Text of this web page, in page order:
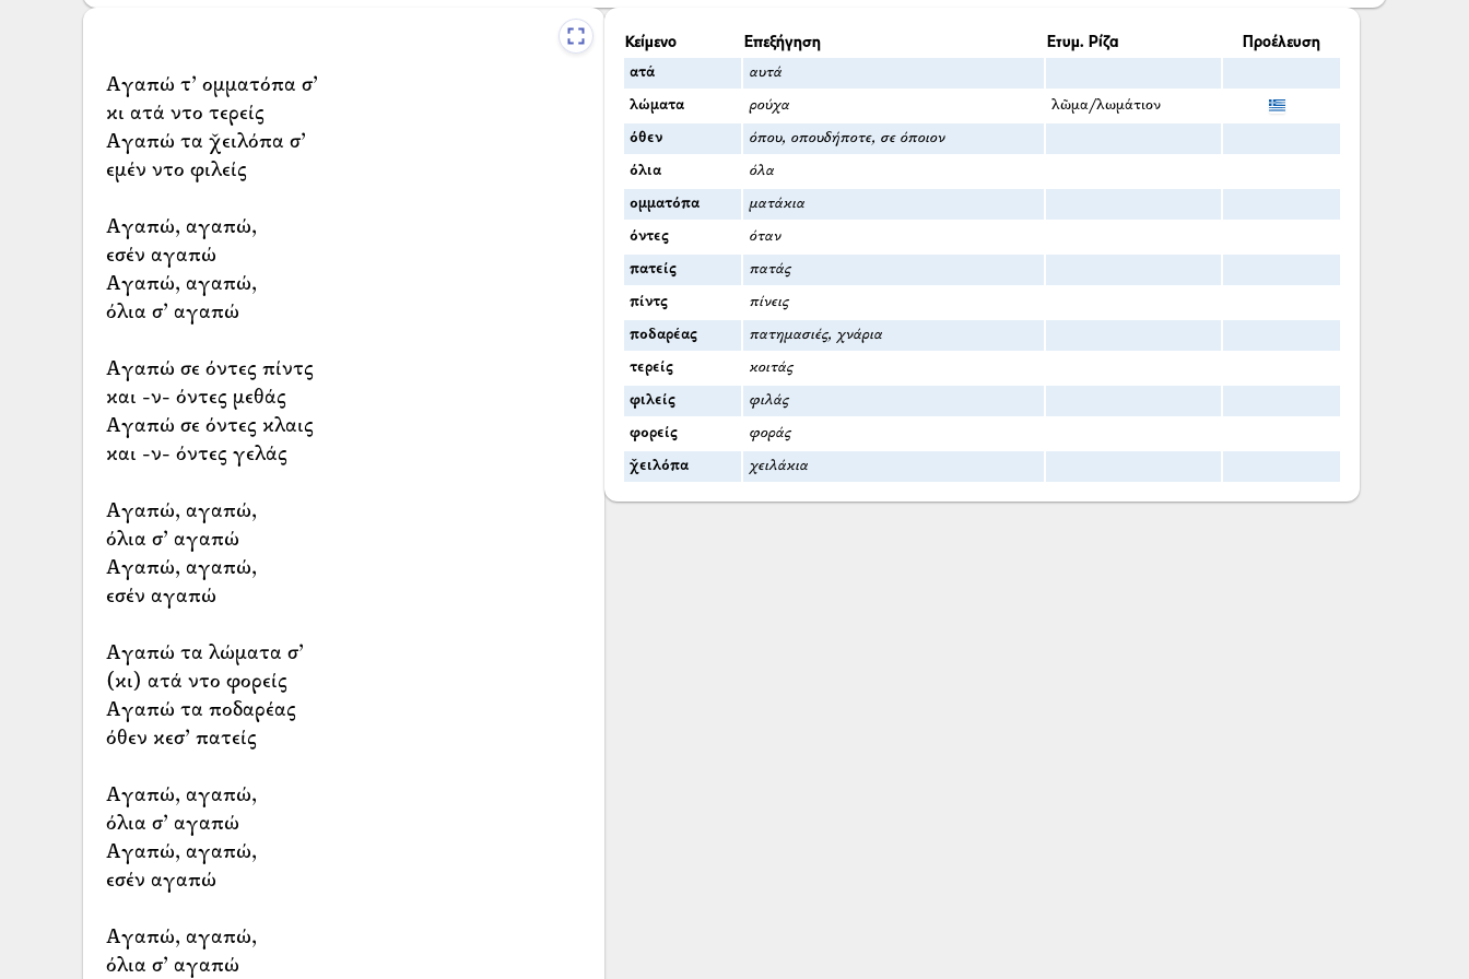
Αγαπώ τ’ ομματόπα σ’
κι ατά ντο τερείς
Αγαπώ τα χ̌ειλόπα σ’
εμέν ντο φιλείς
Αγαπώ, αγαπώ,
εσέν αγαπώ
Αγαπώ, αγαπώ,
όλια σ’ αγαπώ
Αγαπώ σε όντες πίντς
και -ν- όντες μεθάς
Αγαπώ σε όντες κλαις
και -ν- όντες γελάς
Αγαπώ, αγαπώ,
όλια σ’ αγαπώ
Αγαπώ, αγαπώ,
εσέν αγαπώ
Αγαπώ τα λώματα σ’
(κι) ατά ντο φορείς
Αγαπώ τα ποδαρέας
όθεν κεσ’ πατείς
Αγαπώ, αγαπώ,
όλια σ’ αγαπώ
Αγαπώ, αγαπώ,
εσέν αγαπώ
Αγαπώ, αγαπώ,
όλια σ’ αγαπώ
Κείμενο Επεξήγηση Ετυμ. Ρίζα Προέλευση
ατά αυτά
λώματα ρούχα λῶμα/λωμάτιον
όθεν όπου, οπουδήποτε, σε όποιον
όλια όλα
ομματόπα ματάκια
όντες όταν
πατείς πατάς
πίντς πίνεις
ποδαρέας πατημασιές, χνάρια
τερείς κοιτάς
φιλείς φιλάς
φορείς φοράς
χ̌ειλόπα χειλάκια